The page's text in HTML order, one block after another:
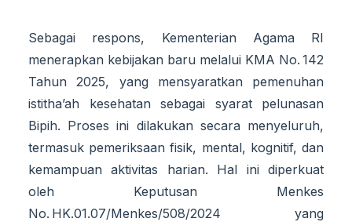
Sebagai respons, Kementerian Agama RI
menerapkan kebijakan baru melalui KMA No. 142
Tahun 2025, yang mensyaratkan pemenuhan
istitha’ah kesehatan sebagai syarat pelunasan
Bipih. Proses ini dilakukan secara menyeluruh,
termasuk pemeriksaan fisik, mental, kognitif, dan
kemampuan aktivitas harian. Hal ini diperkuat
oleh Keputusan Menkes
No. HK.01.07/Menkes/508/2024 yang